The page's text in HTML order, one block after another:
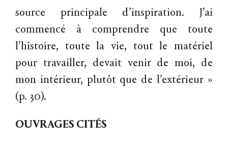
source principale d’inspiration. J’ai
commencé à comprendre que toute
l’histoire, toute la vie, tout le matériel
pour travailler, devait venir de moi, de
mon intérieur, plutôt que de l’extérieur »
(p. 30).
OUVRAGES CITÉS